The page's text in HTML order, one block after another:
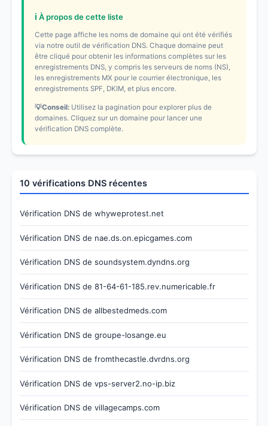
ℹ️ À propos de cette liste
Cette page affiche les noms de domaine qui ont été vérifiés
via notre outil de vérification DNS. Chaque domaine peut
être cliqué pour obtenir les informations complètes sur les
enregistrements DNS, y compris les serveurs de noms (NS),
les enregistrements MX pour le courrier électronique, les
enregistrements SPF, DKIM, et plus encore.
💡Conseil:Utilisez la pagination pour explorer plus de
domaines. Cliquez sur un domaine pour lancer une
vérification DNS complète.
10 vérifications DNS récentes
Vérification DNS de whyweprotest.net
Vérification DNS de nae.ds.on.epicgames.com
Vérification DNS de soundsystem.dyndns.org
Vérification DNS de 81-64-61-185.rev.numericable.fr
Vérification DNS de allbestedmeds.com
Vérification DNS de groupe-losange.eu
Vérification DNS de fromthecastle.dvrdns.org
Vérification DNS de vps-server2.no-ip.biz
Vérification DNS de villagecamps.com